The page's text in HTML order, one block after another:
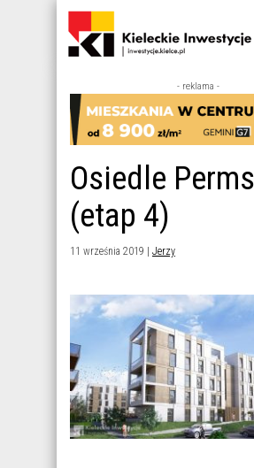
- reklama -
Osiedle
(etap 4)
11 września 2019 | Jerzy